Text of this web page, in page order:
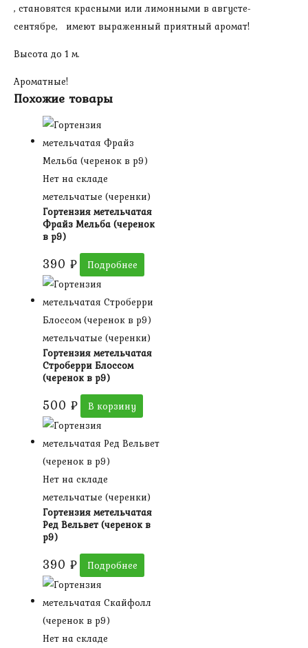
, становятся красными или лимонными в августе-
сентябре, имеют выраженный приятный аромат!
Высота до 1 м.
Ароматные!
Похожие товары
Нет на складе
метельчатые (черенки)
Гортензия метельчатая
Фрайз Мельба (черенок
в р9)
390 ₽ Подробнее
метельчатые (черенки)
Гортензия метельчатая
Строберри Блоссом
(черенок в р9)
500 ₽ В корзину
Нет на складе
метельчатые (черенки)
Гортензия метельчатая
Ред Вельвет (черенок в
р9)
390 ₽ Подробнее
Нет на складе